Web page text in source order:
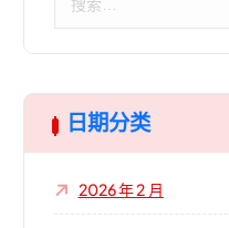
日期分类
2026 年 2 月